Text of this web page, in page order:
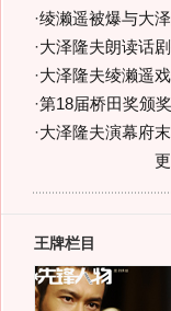
·绫濑遥被爆与大
·大泽隆夫朗读话
·大泽隆夫绫濑遥
·第18届桥田奖颁
·大泽隆夫演幕府
王牌栏目